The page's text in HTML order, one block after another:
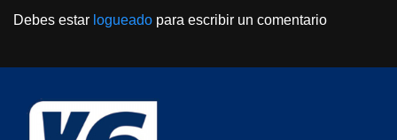
Debes estar logueado para escribir un comentario